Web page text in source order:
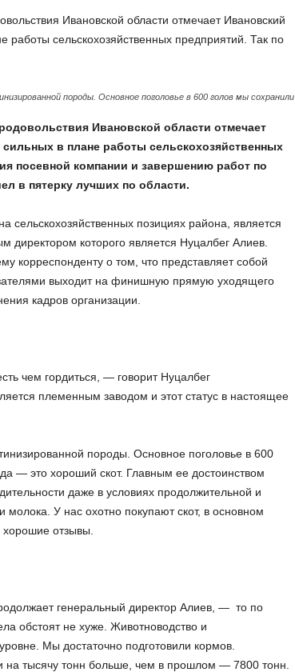
Ивановской области отмечает Ивановский
работы сельскохозяйственных предприятий. Так по
породы. Основное поголовье в 600 голов мы сохранили
Ивановской области отмечает
в плане работы сельскохозяйственных
посевной компании и завершению работ по
в пятерку лучших по области.
сельскохозяйственных позициях района, является
директором которого является Нуцалбег Алиев.
корреспонденту о том, что представляет собой
выходит на финишную прямую уходящего
кадров организации.
чем гордиться, — говорит Нуцалбег
племенным заводом и этот статус в настоящее
породы. Основное поголовье в 600
— это хороший скот. Главным ее достоинством
даже в условиях продолжительной и
У нас охотно покупают скот, в основном
отзывы.
генеральный директор Алиев, — то по
обстоят не хуже. Животноводство и
Мы достаточно подготовили кормов.
на тысячу тонн больше, чем в прошлом — 7800 тонн.